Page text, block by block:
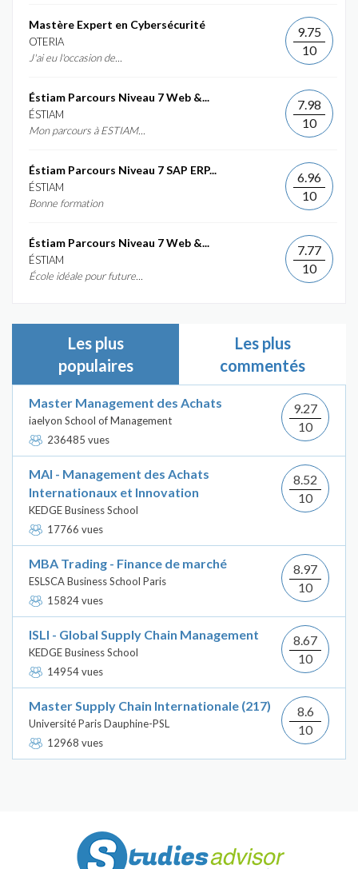
Mastère Expert en Cybersécurité
OTERIA
J'ai eu l'occasion de...
9.75
10
Éstiam Parcours Niveau 7 Web &...
ÉSTIAM
Mon parcours à ESTIAM...
7.98
10
Éstiam Parcours Niveau 7 SAP ERP...
ÉSTIAM
Bonne formation
6.96
10
Éstiam Parcours Niveau 7 Web &...
ÉSTIAM
École idéale pour future...
7.77
10
Les plus
populaires
Les plus
commentés
Master Management des Achats
iaelyon School of Management
236485 vues
9.27
10
MAI - Management des Achats
Internationaux et Innovation
KEDGE Business School
17766 vues
8.52
10
MBA Trading - Finance de marché
ESLSCA Business School Paris
15824 vues
8.97
10
ISLI - Global Supply Chain Management
KEDGE Business School
14954 vues
8.67
10
Master Supply Chain Internationale (217)
Université Paris Dauphine-PSL
12968 vues
8.6
10